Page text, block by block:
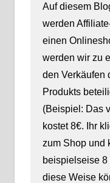
Auf diesem
werden
einen
werden wir zu
den Verkäufen
Produkts
(Beispiel: Das
kostet 8€. Ihr
zum Shop und
beispielseise 8
diese Weise